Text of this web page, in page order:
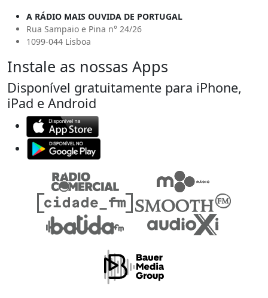
A RÁDIO MAIS OUVIDA DE PORTUGAL
Rua Sampaio e Pina n° 24/26
1099-044 Lisboa
Instale as nossas Apps
Disponível gratuitamente para iPhone,
iPad e Android